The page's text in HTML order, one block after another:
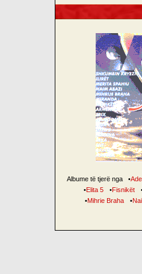
Albume të tjerë nga •
•Elita 5 •Fisnikët
•Mihrie Braha •